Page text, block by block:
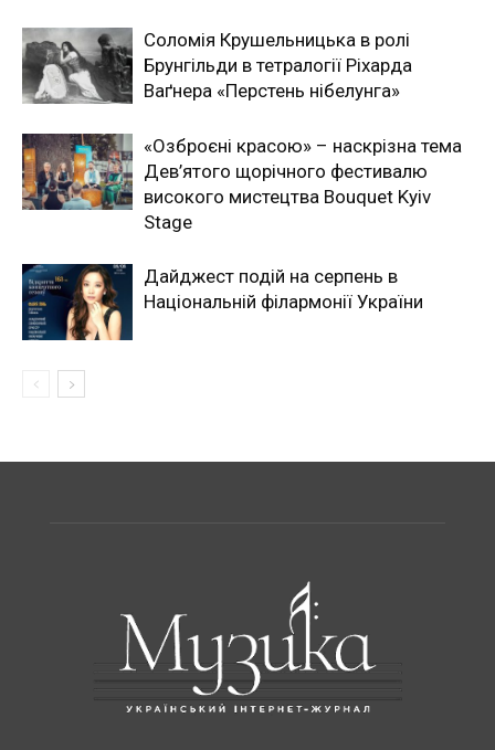
Соломія Крушельницька в ролі
Брунгільди в тетралогії Ріхарда
Ваґнера «Перстень нібелунга»
«Озброєні красою» – наскрізна тема
Дев’ятого щорічного фестивалю
високого мистецтва Bouquet Kyiv
Stage
Дайджест подій на серпень в
Національній філармонії України